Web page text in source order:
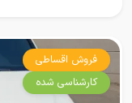
فروش اقساطی
کارشناسی شده